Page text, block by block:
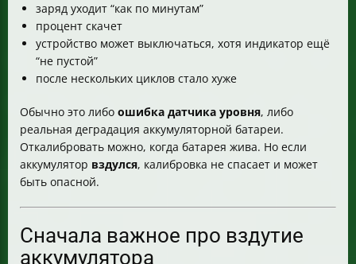
Если в итоге вопрос про “калибровку” не решился
Отдельно про “проверку человека” и вирусы на
компьютере
Итог
заряд уходит “как по минутам”
процент скачет
устройство может выключаться, хотя индикатор ещё
“не пустой”
после нескольких циклов стало хуже
Обычно это либо ошибка датчика уровня, либо
реальная деградация аккумуляторной батареи.
Откалибровать можно, когда батарея жива. Но если
аккумулятор вздулся, калибровка не спасает и может
быть опасной.
Сначала важное про вздутие
аккумулятора